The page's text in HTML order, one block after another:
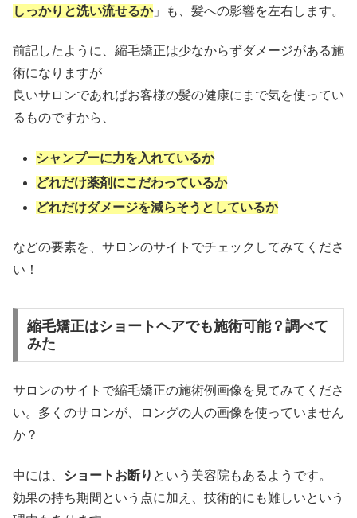
しっかりと洗い流せるか」も、髪への影響を左右します。
前記したように、縮毛矯正は少なからずダメージがある施
術になりますが
良いサロンであればお客様の髪の健康にまで気を使ってい
るものですから、
シャンプーに力を入れているか
どれだけ薬剤にこだわっているか
どれだけダメージを減らそうとしているか
などの要素を、サロンのサイトでチェックしてみてくださ
い！
縮毛矯正はショートヘアでも施術可能？調べて
みた
サロンのサイトで縮毛矯正の施術例画像を見てみてくださ
い。多くのサロンが、ロングの人の画像を使っていません
か？
中には、 ショートお断り という美容院もあるようです。
効果の持ち期間という点に加え、技術的にも難しいという